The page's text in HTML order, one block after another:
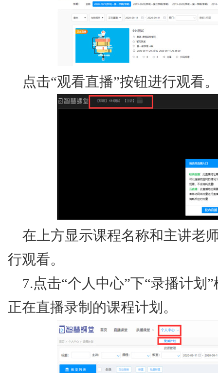
点击“观看直播”按钮进行观看。
在上方显示课程名称和主讲老
行观看。
7.点击“个人中心”下“录播计划
正在直播录制的课程计划。